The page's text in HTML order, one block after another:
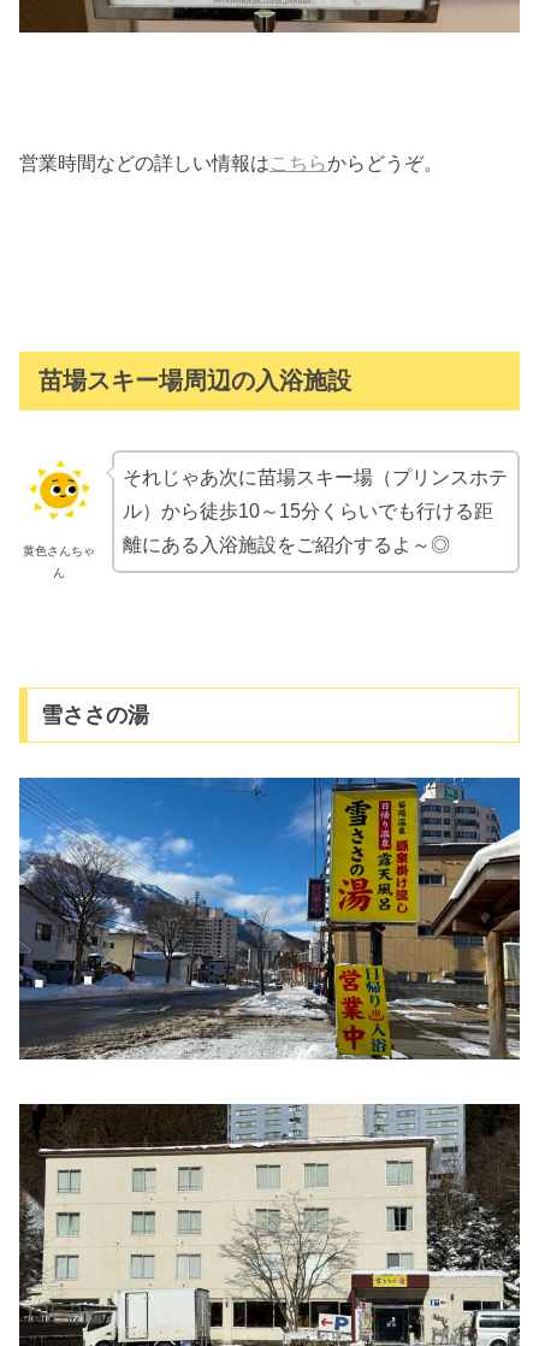
営業時間などの詳しい情報はこちらからどうぞ。
苗場スキー場周辺の入浴施設
黄色さんちゃ
ん
それじゃあ次に苗場スキー場（プリンスホテ
ル）から徒歩10～15分くらいでも行ける距
離にある入浴施設をご紹介するよ～◎
雪ささの湯